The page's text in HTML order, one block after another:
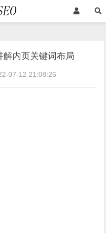
解内页关键词布局
07-12 21:08:26